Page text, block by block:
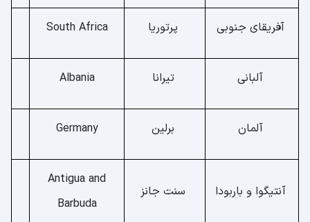
آفریقای جنوبی پرتوریا South Africa
آلبانی تیرانا Albania
آلمان برلین Germany
آنتیگوا و باربودا سنت جانز
Antigua and
Barbuda